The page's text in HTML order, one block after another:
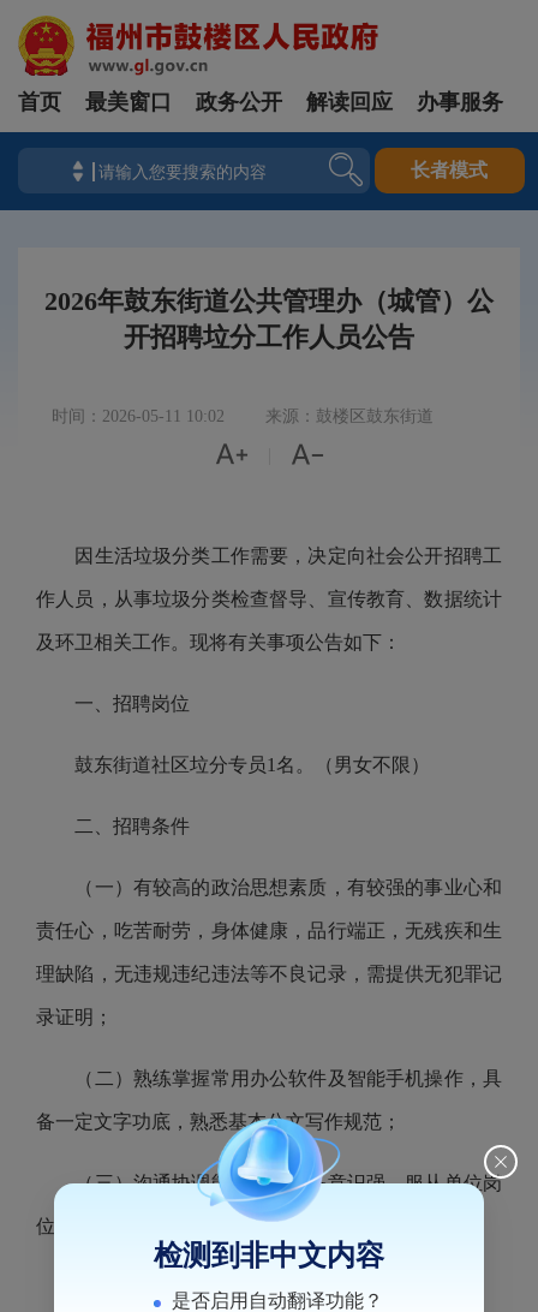
首页 最美窗口 政务公开 解读回应 办事服务
长者模式
2026年鼓东街道公共管理办（城管）公
开招聘垃分工作人员公告
时间：2026-05-11 10:02 来源：鼓楼区鼓东街道
 
因生活垃圾分类工作需要，决定向社会公开招聘工
作人员，从事垃圾分类检查督导、宣传教育、数据统计
及环卫相关工作。现将有关事项公告如下：
一、招聘岗位
鼓东街道社区垃分专员1名。（男女不限）
二、招聘条件
（一）有较高的政治思想素质，有较强的事业心和
责任心，吃苦耐劳，身体健康，品行端正，无残疾和生
理缺陷，无违规违纪违法等不良记录，需提供无犯罪记
录证明；
（二）熟练掌握常用办公软件及智能手机操作，具
备一定文字功底，熟悉基本公文写作规范；
（三）沟通协调能力好，服务意识强，服从单位岗
位分工，能独立完成分配的工作；
（四）学历应为高中及以上学历；
检测到非中文内容
是否启用自动翻译功能？